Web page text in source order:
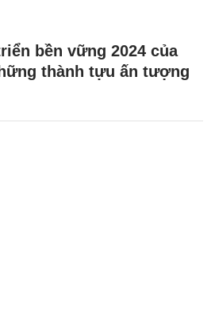
bền vững 2024 của
thành tựu ấn tượng